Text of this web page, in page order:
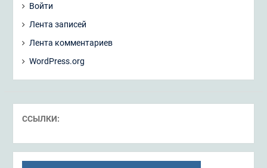
Войти
Лента записей
Лента комментариев
WordPress.org
ССЫЛКИ: